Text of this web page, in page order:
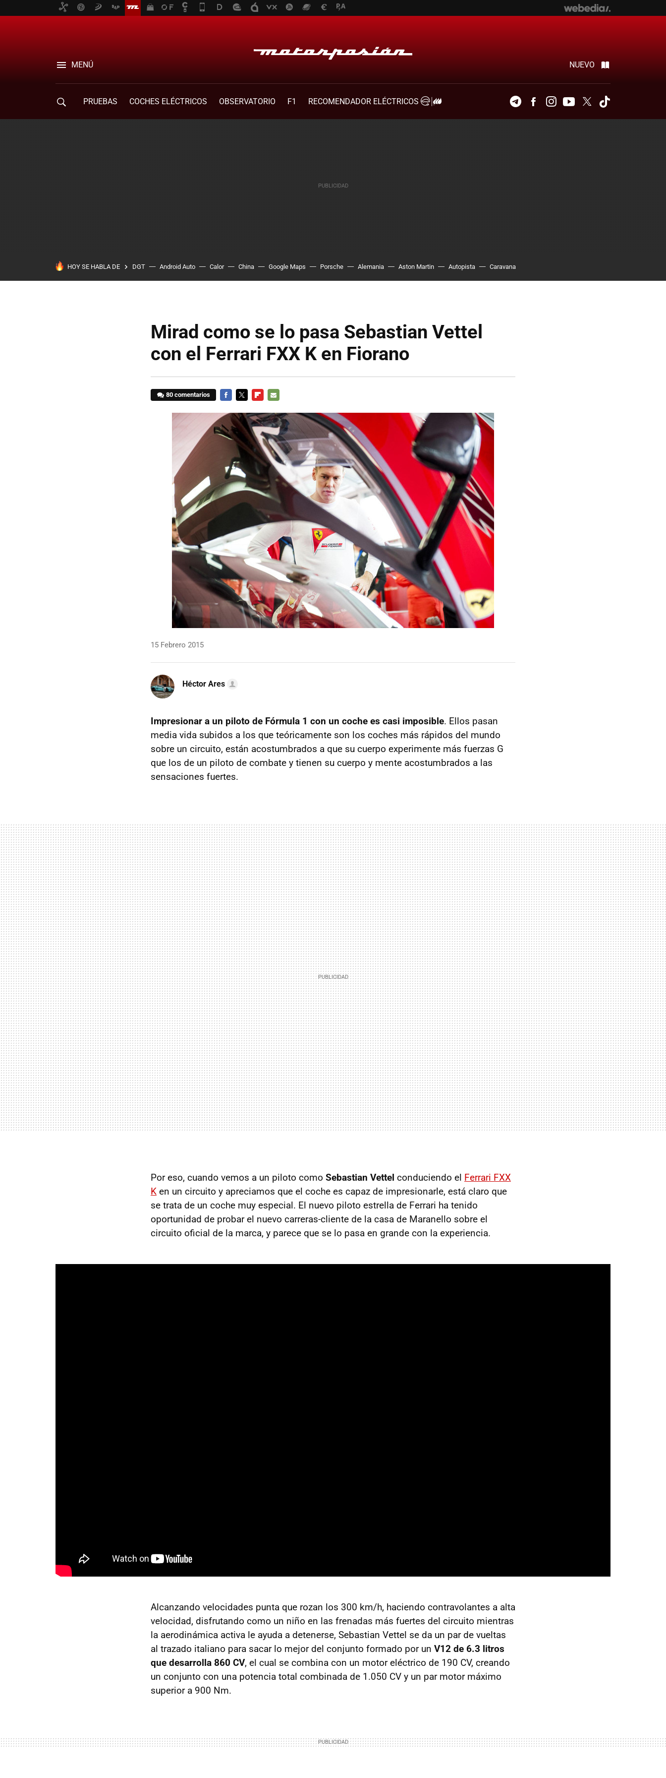
MENÚ NUEVO
PRUEBAS COCHES ELÉCTRICOS OBSERVATORIO F1
RECOMENDADOR ELÉCTRICOS
TelegramFacebookInstagramYoutubeTwitter
HOY SE HABLA DE DGT Android Auto Calor China Google Maps Porsche Alemania Aston Martin Autopista Caravana
Mirad como se lo pasa Sebastian Vettel
con el Ferrari FXX K en Fiorano
80 comentarios
MAIL
15 Febrero 2015
Héctor Ares
Impresionar a un piloto de Fórmula 1 con un coche es casi imposible. Ellos pasan
media vida subidos a los que teóricamente son los coches más rápidos del mundo
sobre un circuito, están acostumbrados a que su cuerpo experimente más fuerzas G
que los de un piloto de combate y tienen su cuerpo y mente acostumbrados a las
sensaciones fuertes.
Por eso, cuando vemos a un piloto como Sebastian Vettel conduciendo el Ferrari FXX
K en un circuito y apreciamos que el coche es capaz de impresionarle, está claro que
se trata de un coche muy especial. El nuevo piloto estrella de Ferrari ha tenido
oportunidad de probar el nuevo carreras-cliente de la casa de Maranello sobre el
circuito oficial de la marca, y parece que se lo pasa en grande con la experiencia.
Alcanzando velocidades punta que rozan los 300 km/h, haciendo contravolantes a alta
velocidad, disfrutando como un niño en las frenadas más fuertes del circuito mientras
la aerodinámica activa le ayuda a detenerse, Sebastian Vettel se da un par de vueltas
al trazado italiano para sacar lo mejor del conjunto formado por un V12 de 6.3 litros
que desarrolla 860 CV, el cual se combina con un motor eléctrico de 190 CV, creando
un conjunto con una potencia total combinada de 1.050 CV y un par motor máximo
superior a 900 Nm.